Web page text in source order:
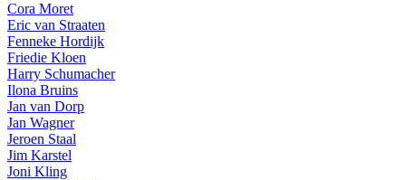
Cora Moret
Eric van Straaten
Fenneke Hordijk
Friedie Kloen
Harry Schumacher
Ilona Bruins
Jan van Dorp
Jan Wagner
Jeroen Staal
Jim Karstel
Joni Kling